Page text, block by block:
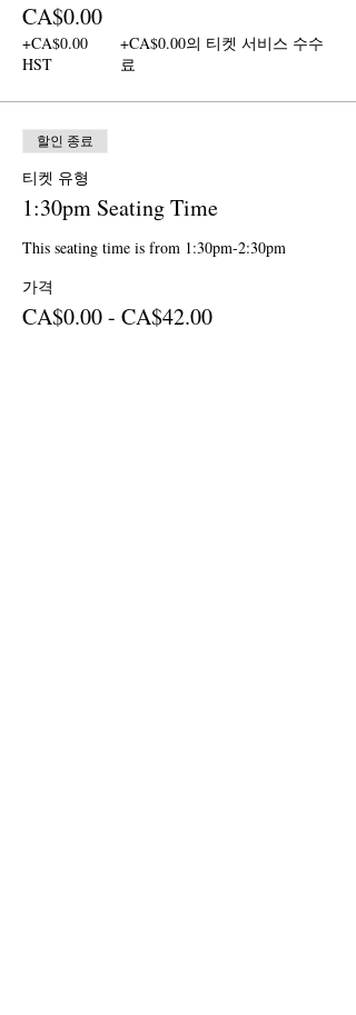
CA$0.00
+CA$0.00
HST
+CA$0.00의 티켓 서비스 수수
료
할인 종료
티켓 유형
1:30pm Seating Time
This seating time is from 1:30pm-2:30pm
가격
CA$0.00 - CA$42.00